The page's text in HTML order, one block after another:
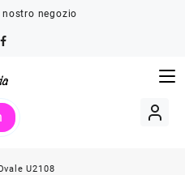
nostro negozio
U2108